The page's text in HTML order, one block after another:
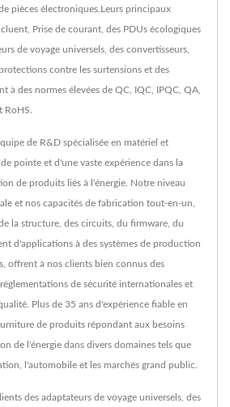
pièces électroniques.Leurs principaux
Prise de courant, des PDUs écologiques
de voyage universels, des convertisseurs,
contre les surtensions et des
à des normes élevées de QC, IQC, IPQC, QA,
RoHS.
de R&D spécialisée en matériel et
pointe et d'une vaste expérience dans la
de produits liés à l'énergie. Notre niveau
et nos capacités de fabrication tout-en-un,
la structure, des circuits, du firmware, du
d'applications à des systèmes de production
offrent à nos clients bien connus des
de sécurité internationales et
Plus de 35 ans d'expérience fiable en
de produits répondant aux besoins
de l'énergie dans divers domaines tels que
l'automobile et les marchés grand public.
des adaptateurs de voyage universels, des